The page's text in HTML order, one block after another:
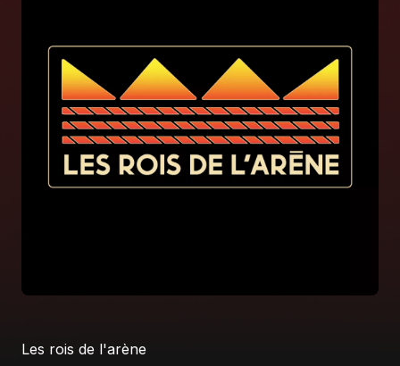
Palmarès
À propos
S'impliquer
Location studio
Les rois de l'arène